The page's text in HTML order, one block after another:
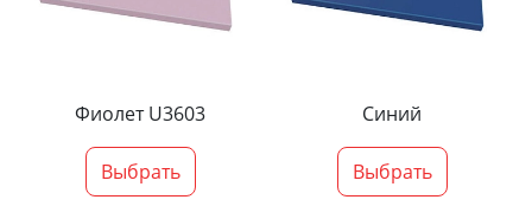
Фиолет U3603
Выбрать
Синий
Выбрать